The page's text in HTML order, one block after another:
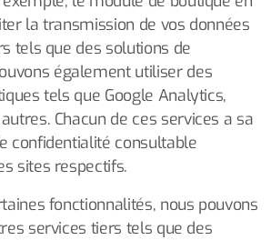
la transmission de vos données
tels que des solutions de
également utiliser des
tels que Google Analytics,
Chacun de ces services a sa
confidentialité consultable
sites respectifs.
fonctionnalités, nous pouvons
services tiers tels que des